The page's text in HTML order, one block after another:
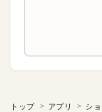
トップ アプリ